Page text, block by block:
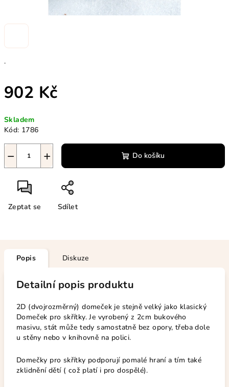
.
902 Kč
cena:
Skladem
Kód: 1786
+
− Do košíku
Zeptat se Sdílet
Popis Diskuze
Detailní popis produktu
2D (dvojrozměrný) domeček je stejně velký jako klasický
Domeček pro skřítky. Je vyrobený z 2cm bukového
masivu, stát může tedy samostatně bez opory, třeba dole
u stěny nebo v knihovně na polici.
Domečky pro skřítky podporují pomalé hraní a tím také
zklidnění dětí ( což platí i pro dospělé).